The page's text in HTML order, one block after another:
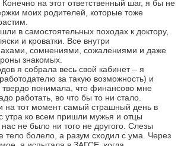
на этот ответственный шаг, я бы не
моих родителей, которые тоже
в самостоятельных походах к доктору,
и кроватки. Все внутри
сомнениями, сожалениями и даже
знакомых.
я собрала весь свой кабинет – я
за такую возможность) и
понимала, что финансово мне
работать, во что бы то ни стало.
на тот момент самый страшный день в
утра ко всем пришли мужья и отцы
не было ни того не другого. Слезы
тело болело, а разум сходил с ума. Через